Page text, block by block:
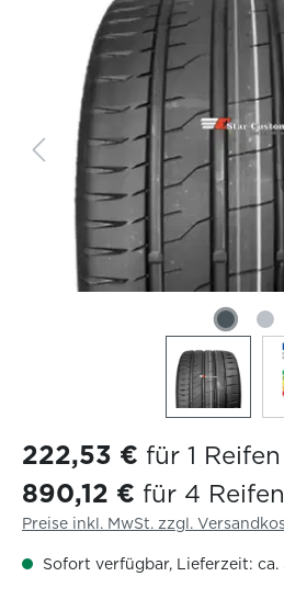
222,53 € für 1 Reifen
890,12 € für 4 Reifen
Preise inkl. MwSt. zzgl.
Sofort verfügbar, Lieferzeit: